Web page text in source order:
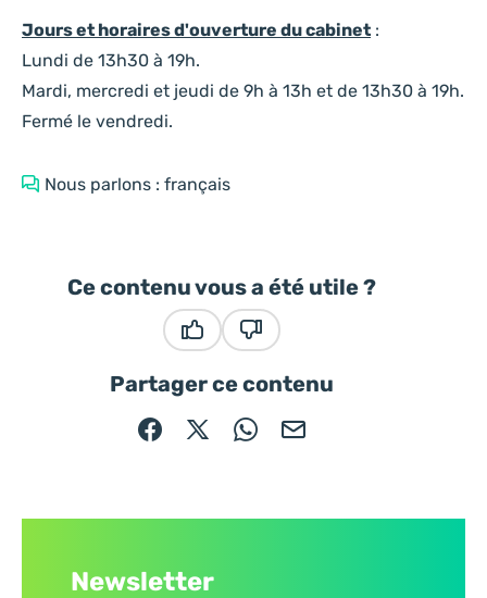
Jours et horaires d'ouverture du cabinet :
Lundi de 13h30 à 19h.
Mardi, mercredi et jeudi de 9h à 13h et de 13h30 à 19h.
Fermé le vendredi.
Nous parlons : français
Ce contenu vous a été utile ?
Partager ce contenu
Partager sur Facebook (nouvelle fenêtre)
Partager sur X / Twitter (nouvelle
Partager sur WhatsApp
Partager par mail
Newsletter